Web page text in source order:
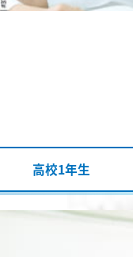
高校1年生